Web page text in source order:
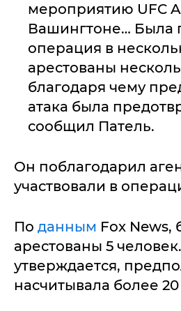
мероприятию UFC
Вашингтоне… Была
операция в
арестованы
благодаря чему
атака была
сообщил Патель.
Он поблагодарил
участвовали в
По данным Fox News,
арестованы 5
утверждается,
насчитывала более